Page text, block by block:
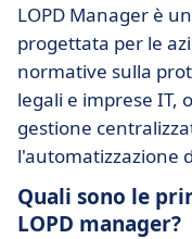
LOPD Manager è
progettata per le
normative sulla
legali e imprese IT,
gestione
l'automatizzazione
Quali sono le
LOPD manager?